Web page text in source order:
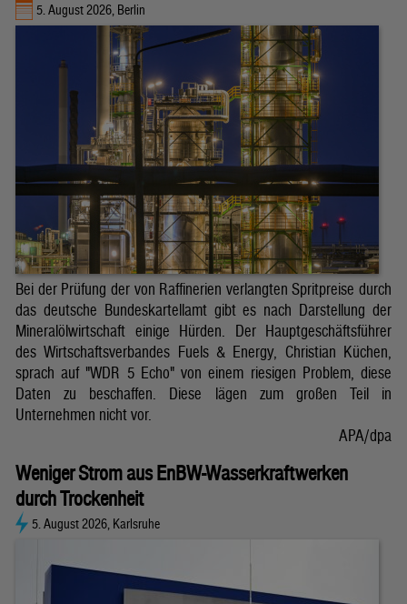
5. August 2026, Berlin
Bei der Prüfung der von Raffinerien verlangten Spritpreise durch
das deutsche Bundeskartellamt gibt es nach Darstellung der
Mineralölwirtschaft einige Hürden. Der Hauptgeschäftsführer
des Wirtschaftsverbandes Fuels & Energy, Christian Küchen,
sprach auf "WDR 5 Echo" von einem riesigen Problem, diese
Daten zu beschaffen. Diese lägen zum großen Teil in
Unternehmen nicht vor.
APA/dpa
Weniger Strom aus EnBW-Wasserkraftwerken
durch Trockenheit
5. August 2026, Karlsruhe